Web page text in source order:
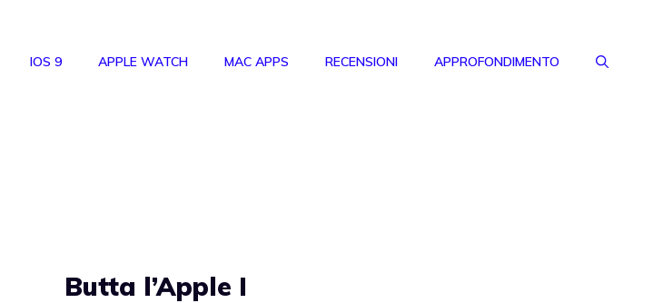
IOS 9 APPLE WATCH MAC APPS RECENSIONI APPROFONDIMENTO
Butta l’Apple I